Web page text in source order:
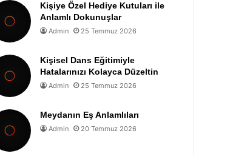
Kişiye Özel Hediye Kutuları ile
Anlamlı Dokunuşlar
Admin 25 Temmuz 2026
Kişisel Dans Eğitimiyle
Hatalarınızı Kolayca Düzeltin
Admin 25 Temmuz 2026
Meydanın Eş Anlamlıları
Admin 20 Temmuz 2026